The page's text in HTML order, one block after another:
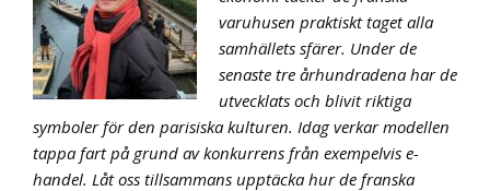
varuhusen praktiskt taget alla
samhällets sfärer. Under de
senaste tre århundradena har de
utvecklats och blivit riktiga
symboler för den parisiska kulturen. Idag verkar modellen
tappa fart på grund av konkurrens från exempelvis e-
handel. Låt oss tillsammans upptäcka hur de franska